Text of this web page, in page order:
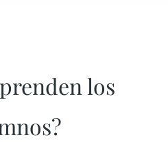
los